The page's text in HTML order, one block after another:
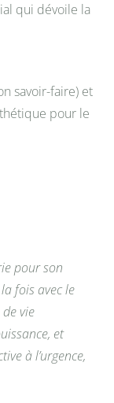
qui dévoile la
savoir-faire) et
pour le
pour son
fois avec le
vie
et
à l’urgence,